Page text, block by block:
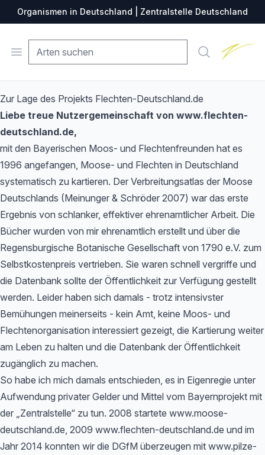
Organismen in Deutschland | Zentralstelle Deutschland
Open menu Suche
Zur Lage des Projekts Flechten-Deutschland.de
Liebe treue Nutzergemeinschaft von www.flechten-
deutschland.de,
mit den Bayerischen Moos- und Flechtenfreunden hat es
1996 angefangen, Moose- und Flechten in Deutschland
systematisch zu kartieren. Der Verbreitungsatlas der Moose
Deutschlands (Meinunger & Schröder 2007) war das erste
Ergebnis von schlanker, effektiver ehrenamtlicher Arbeit. Die
Bücher wurden von mir ehrenamtlich erstellt und über die
Regensburgische Botanische Gesellschaft von 1790 e.V. zum
Selbstkostenpreis vertrieben. Sie waren schnell vergriffe und
die Datenbank sollte der Öffentlichkeit zur Verfügung gestellt
werden. Leider haben sich damals - trotz intensivster
Bemühungen meinerseits - kein Amt, keine Moos- und
Flechtenorganisation interessiert gezeigt, die Kartierung weiter
am Leben zu halten und die Datenbank der Öffentlichkeit
zugänglich zu machen.
So habe ich mich damals entschieden, es in Eigenregie unter
Aufwendung privater Gelder und Mittel vom Bayernprojekt mit
der „Zentralstelle“ zu tun. 2008 startete www.moose-
deutschland.de, 2009 www.flechten-deutschland.de und im
Jahr 2014 konnten wir die DGfM überzeugen mit www.pilze-